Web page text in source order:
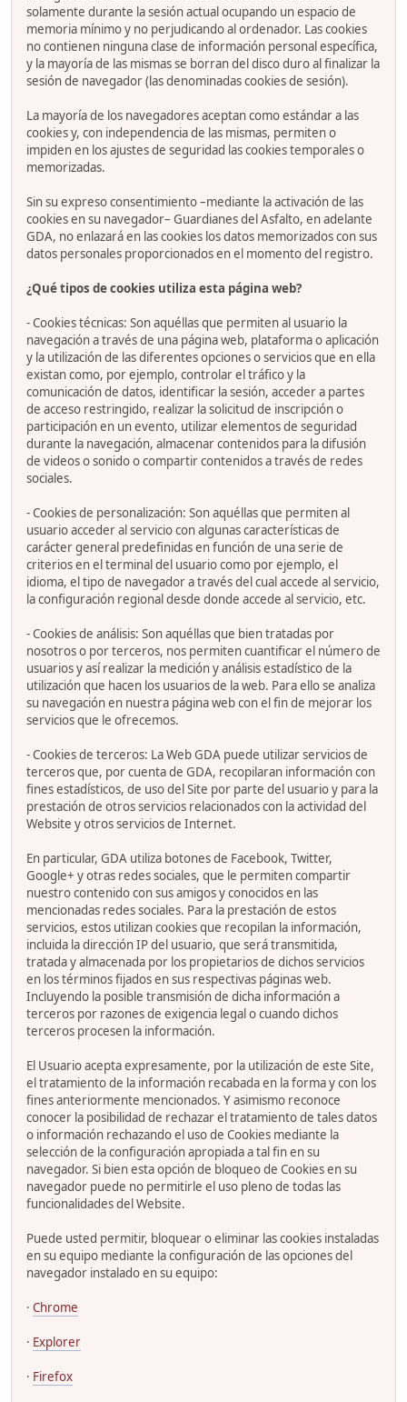
solamente durante la sesión actual ocupando un espacio de
memoria mínimo y no perjudicando al ordenador. Las cookies
no contienen ninguna clase de información personal específica,
y la mayoría de las mismas se borran del disco duro al finalizar la
sesión de navegador (las denominadas cookies de sesión).
La mayoría de los navegadores aceptan como estándar a las
cookies y, con independencia de las mismas, permiten o
impiden en los ajustes de seguridad las cookies temporales o
memorizadas.
Sin su expreso consentimiento –mediante la activación de las
cookies en su navegador– Guardianes del Asfalto, en adelante
GDA, no enlazará en las cookies los datos memorizados con sus
datos personales proporcionados en el momento del registro.
¿Qué tipos de cookies utiliza esta página web?
- Cookies técnicas: Son aquéllas que permiten al usuario la
navegación a través de una página web, plataforma o aplicación
y la utilización de las diferentes opciones o servicios que en ella
existan como, por ejemplo, controlar el tráfico y la
comunicación de datos, identificar la sesión, acceder a partes
de acceso restringido, realizar la solicitud de inscripción o
participación en un evento, utilizar elementos de seguridad
durante la navegación, almacenar contenidos para la difusión
de videos o sonido o compartir contenidos a través de redes
sociales.
- Cookies de personalización: Son aquéllas que permiten al
usuario acceder al servicio con algunas características de
carácter general predefinidas en función de una serie de
criterios en el terminal del usuario como por ejemplo, el
idioma, el tipo de navegador a través del cual accede al servicio,
la configuración regional desde donde accede al servicio, etc.
- Cookies de análisis: Son aquéllas que bien tratadas por
nosotros o por terceros, nos permiten cuantificar el número de
usuarios y así realizar la medición y análisis estadístico de la
utilización que hacen los usuarios de la web. Para ello se analiza
su navegación en nuestra página web con el fin de mejorar los
servicios que le ofrecemos.
- Cookies de terceros: La Web GDA puede utilizar servicios de
terceros que, por cuenta de GDA, recopilaran información con
fines estadísticos, de uso del Site por parte del usuario y para la
prestación de otros servicios relacionados con la actividad del
Website y otros servicios de Internet.
En particular, GDA utiliza botones de Facebook, Twitter,
Google+ y otras redes sociales, que le permiten compartir
nuestro contenido con sus amigos y conocidos en las
mencionadas redes sociales. Para la prestación de estos
servicios, estos utilizan cookies que recopilan la información,
incluida la dirección IP del usuario, que será transmitida,
tratada y almacenada por los propietarios de dichos servicios
en los términos fijados en sus respectivas páginas web.
Incluyendo la posible transmisión de dicha información a
terceros por razones de exigencia legal o cuando dichos
terceros procesen la información.
El Usuario acepta expresamente, por la utilización de este Site,
el tratamiento de la información recabada en la forma y con los
fines anteriormente mencionados. Y asimismo reconoce
conocer la posibilidad de rechazar el tratamiento de tales datos
o información rechazando el uso de Cookies mediante la
selección de la configuración apropiada a tal fin en su
navegador. Si bien esta opción de bloqueo de Cookies en su
navegador puede no permitirle el uso pleno de todas las
funcionalidades del Website.
Puede usted permitir, bloquear o eliminar las cookies instaladas
en su equipo mediante la configuración de las opciones del
navegador instalado en su equipo:
· Chrome
· Explorer
· Firefox